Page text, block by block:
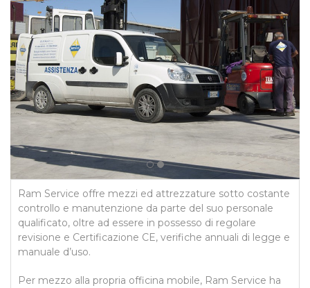
Ram Service offre mezzi ed attrezzature sotto costante
controllo e manutenzione da parte del suo personale
qualificato, oltre ad essere in possesso di regolare
revisione e Certificazione CE, verifiche annuali di legge e
manuale d’uso.
Per mezzo alla propria officina mobile, Ram Service ha